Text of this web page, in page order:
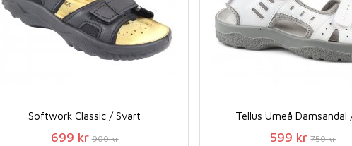
Softwork Classic / Svart
699 kr 900 kr
Tellus Umeå Damsandal
599 kr 750 kr